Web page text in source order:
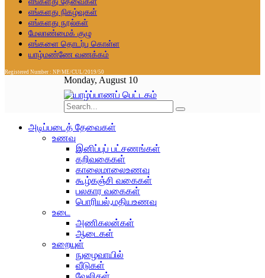
எங்களது நிகழ்வுகள்
எங்களது நூல்கள்
மேலாண்மைக் குழு
எங்களை தொடர்பு கொள்ள
யாழ்மண்ணே வணக்கம்
Registered Number : NP/ME/CUL/2019/50
Monday, August 10
அடிப்படைத் தேவைகள்
உணவு
இனிப்புப் பட்சணங்கள்
கறிவகைகள்
காலைமாலைஉணவு
கூழ்கஞ்சி வகைகள்
பலகார வகைகள்
பொரியல்,மதியஉணவு
உடை
அணிகலன்கள்
ஆடைகள்
உறையுள்
நுழைவாயில்
வீடுகள்
வேலிகள்